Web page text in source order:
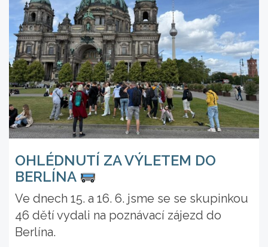
OHLÉDNUTÍ ZA VÝLETEM DO
BERLÍNA
Ve dnech 15. a 16. 6. jsme se se skupinkou
46 dětí vydali na poznávací zájezd do
Berlína.